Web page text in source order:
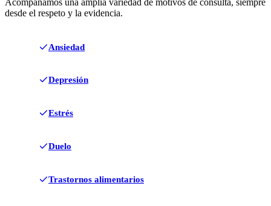
Acompañamos una amplia variedad de motivos de consulta, siempre
desde el respeto y la evidencia.
Ansiedad
Depresión
Estrés
Duelo
Trastornos alimentarios